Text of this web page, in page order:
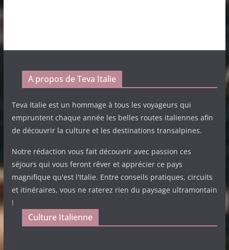
A propos de Teva Italie
Teva Italie est un hommage à tous les voyageurs qui
empruntent chaque année les belles routes italiennes afin
de découvrir la culture et les destinations transalpines.
Notre rédaction vous fait découvrir avec passion ces
séjours qui vous feront rêver et apprécier ce pays
magnifique qu'est l'Italie. Entre conseils pratiques, circuits
et itinéraires, vous ne raterez rien du paysage ultramontain
!
Culture Italienne